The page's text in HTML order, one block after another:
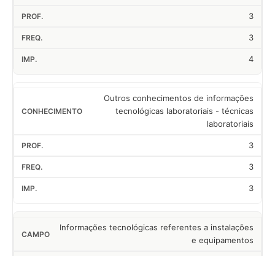
3
3
4
Outros conhecimentos de informações
tecnológicas laboratoriais - técnicas
laboratoriais
3
3
3
Informações tecnológicas referentes a instalações
e equipamentos